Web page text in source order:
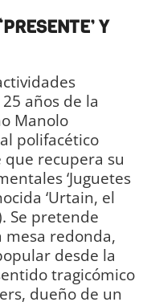
Y
años de la
Manolo
polifacético
recupera su
‘Juguetes
‘Urtain, el
Se pretende
redonda,
desde la
tragicómico
dueño de un